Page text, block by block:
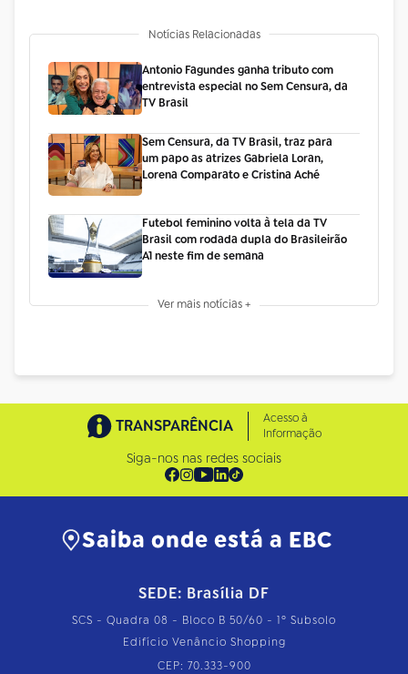
Notícias Relacionadas
Antonio Fagundes ganha tributo com
entrevista especial no Sem Censura, da
TV Brasil
Sem Censura, da TV Brasil, traz para
um papo as atrizes Gabriela Loran,
Lorena Comparato e Cristina Aché
Futebol feminino volta à tela da TV
Brasil com rodada dupla do Brasileirão
A1 neste fim de semana
Ver mais notícias +
TRANSPARÊNCIA
Acesso à
Informação
Siga-nos nas redes sociais
Saiba onde está a EBC
SEDE: Brasília DF
SCS - Quadra 08 - Bloco B 50/60 - 1º Subsolo
Edifício Venâncio Shopping
CEP: 70.333-900